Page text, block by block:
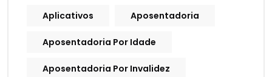
Aplicativos Aposentadoria
Aposentadoria Por Idade
Aposentadoria Por Invalidez